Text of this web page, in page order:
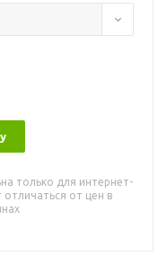
только для интернет-
от цен в